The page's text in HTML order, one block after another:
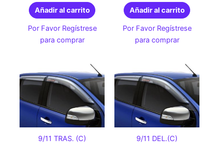
Añadir al carrito
Por Favor Regístrese
para comprar
Añadir al carrito
Por Favor Regístrese
para comprar
9/11 TRAS. (C) 9/11 DEL.(C)